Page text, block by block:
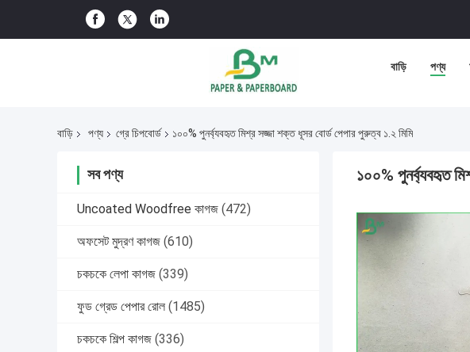
বাড়ি পণ্য
বাড়ি পণ্য গ্রে চিপবোর্ড ১০০% পুনর্ব্যবহৃত মিশ্র সজ্জা শক্ত ধূসর বোর্ড পেপার পুরুত্ব ১.২ মিমি
সব পণ্য
Uncoated Woodfree কাগজ (472)
অফসেট মুদ্রণ কাগজ (610)
চকচকে লেপা কাগজ (339)
ফুড গ্রেড পেপার রোল (1485)
চকচকে শিল্প কাগজ (336)
১০০% পুনর্ব্যবহৃত